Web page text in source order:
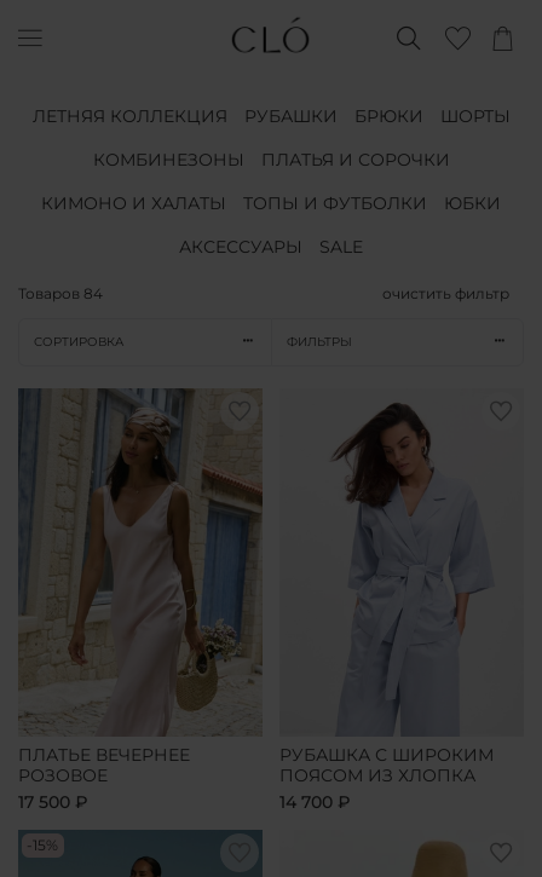
ЛЕТНЯЯ КОЛЛЕКЦИЯ РУБАШКИ БРЮКИ
ШОРТЫ
КОМБИНЕЗОНЫ
ПЛАТЬЯ И СОРОЧКИ
КИМОНО И ХАЛАТЫ
ТОПЫ И ФУТБОЛКИ
ЮБКИ
АКСЕССУАРЫ
SALE
Товаров 84 очистить фильтр
СОРТИРОВКА ФИЛЬТРЫ
ПЛАТЬЕ ВЕЧЕРНЕЕ
РОЗОВОЕ
17 500 ₽
РУБАШКА С ШИРОКИМ
ПОЯСОМ ИЗ ХЛОПКА
14 700 ₽
-15%